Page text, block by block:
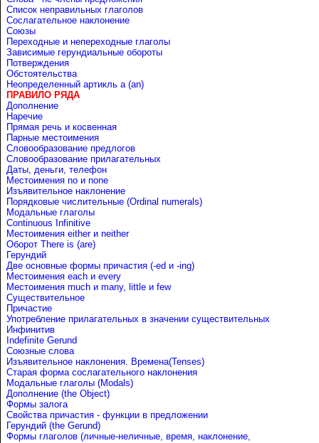
Список неправильных глаголов
Сослагательное наклонение
Союзы
Переходные и непереходные глаголы
Зависимые герундиальные обороты
Потверждения
Обстоятельства
Неопределенный артикль a (an)
ПРАВИЛО РЯДА
Дополнение
Наречие
Прямая речь и косвенная
Парные местоимения
Словообразование предлогов
Словообразование прилагательных
Даты, деньги, телефон
Местоимения no и none
Изъявительное наклонение
Порядковые числительные (Ordinal numerals)
Модальные глаголы
Continuous Infinitive
Местоимения either и neither
Оборот There is (are)
Герундий
Две основные формы причастия (-ed и -ing)
Местоимения each и every
Местоимения much и many, little и few
Существительное
Причастие
Употребление прилагательных в значении существительных
Инфинитив
Indefinite Gerund
Союзные слова
Изъявительное наклонения. Времена(Tenses)
Старая форма сослагательного наклонения
Модальные глаголы (Modals)
Дополнение (the Object)
Формы залога
Свойства причастия - функции в предложении
Герундий (the Gerund)
Формы глаголов (личные-неличные, время, наклонение,